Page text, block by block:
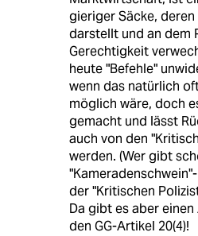
gieriger Säcke,
darstellt und an dem
Gerechtigkeit
heute "Befehle"
wenn das natürlich
möglich wäre, doch
gemacht und lässt
auch von den
werden. (Wer gibt
der "Kritischen
Da gibt es aber
den GG-Artikel 20(4)!